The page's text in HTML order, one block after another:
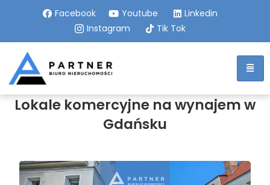
Facebook Youtube
Linkedin
Instagram
Tik Tok
Lokale komercyjne na wynajem w
Gdańsku